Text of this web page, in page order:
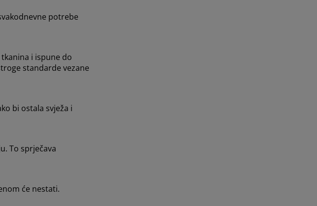
potrebe
tkanina i ispune do
standarde vezane
bi ostala svježa i
To sprječava
će nestati.